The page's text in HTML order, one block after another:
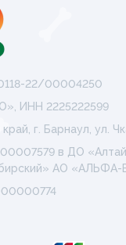
22/00004250
ИНН 2225222599
г. Барнаул, ул.
в ДО
АО «АЛЬФА-